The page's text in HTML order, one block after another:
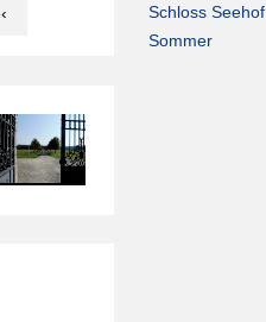
‹
Schloss Seehof
Sommer